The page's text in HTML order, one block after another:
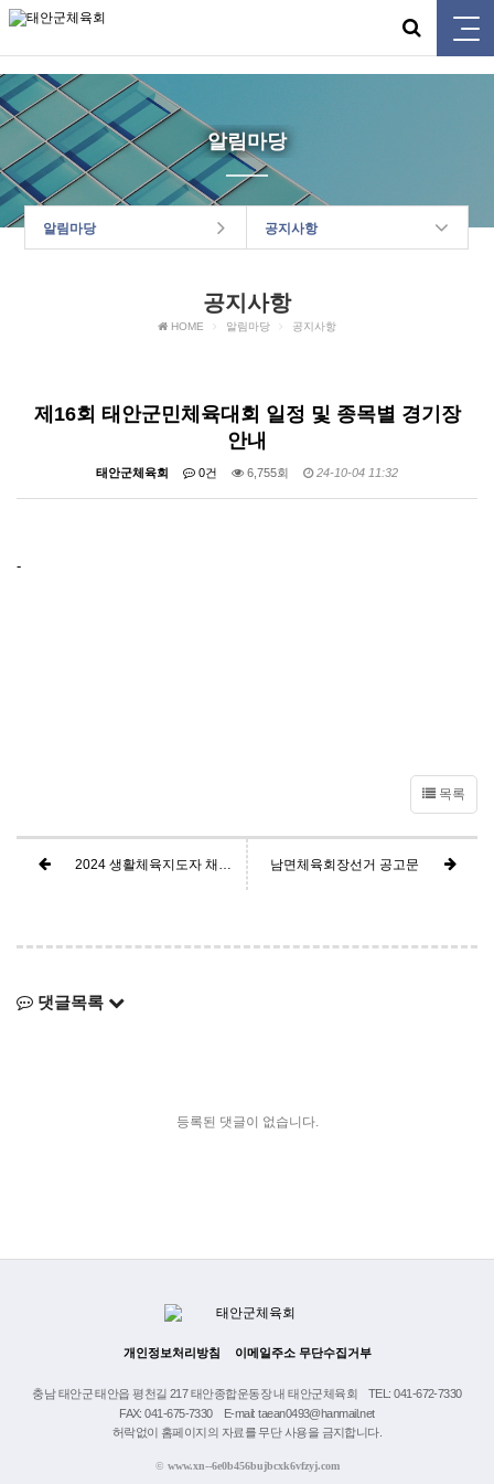
태안군체육회
알림마당
알림마당 공지사항
공지사항
HOME 알림마당 공지사항
제16회 태안군민체육대회 일정 및 종목별 경기장
안내
태안군체육회 0건 6,755회 24-10-04 11:32
-
목록
2024 생활체육지도자 채용 모집 공고 남면체육회장선거 공고문
댓글목록
등록된 댓글이 없습니다.
개인정보처리방침 이메일주소 무단수집거부
충남 태안군 태안읍 평천길 217 태안종합운동장 내 태안군체육회
TEL: 041-672-7330
FAX: 041-675-7330
E-mail: taean0493@hanmail.net
허락없이 홈페이지의 자료를 무단 사용을 금지합니다.
© www.xn--6e0b456bujbcxk6vfzyj.com